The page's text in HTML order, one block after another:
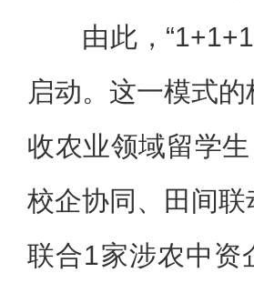
由此，
启动。这一模式
收农业领域留学
校企协同、田间
联合1家涉农中资